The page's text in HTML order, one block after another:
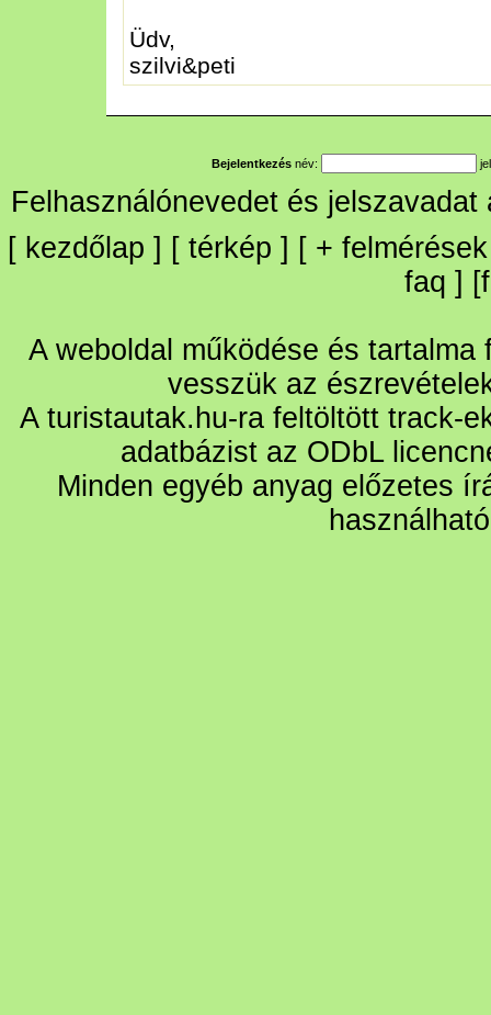
Üdv,
szilvi&peti
Bejelentkezés név:
Felhasználónevedet és
[ kezdőlap ] [ térkép ] [ + felmérések
faq ] [
A weboldal működése és
vesszük az
A turistautak.hu-ra feltöltött track-
adatbázist az ODbL
Minden egyéb anyag előzetes